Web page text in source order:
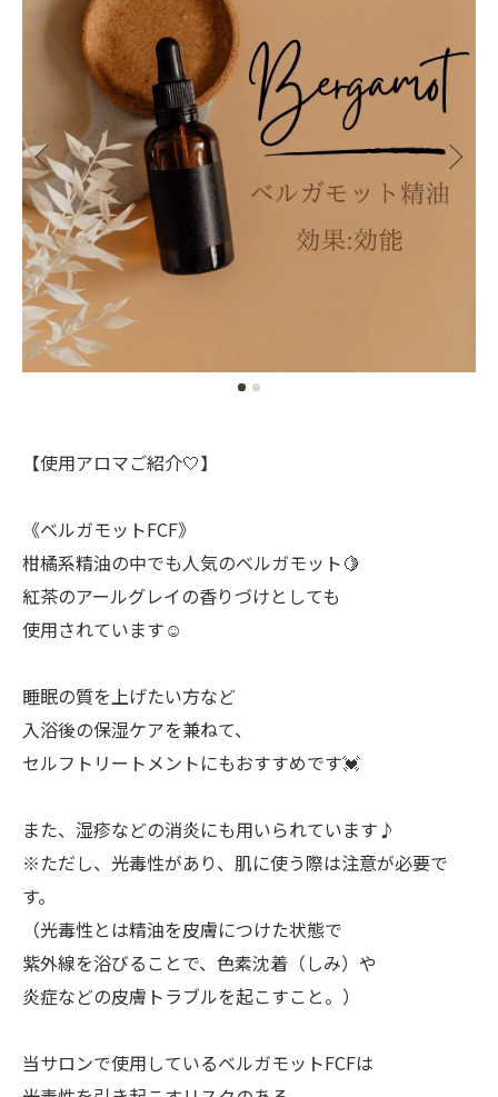
【使用アロマご紹介🤍】
《ベルガモットFCF》
柑橘系精油の中でも人気のベルガモット🍋
紅茶のアールグレイの香りづけとしても
使用されています☺️
睡眠の質を上げたい方など
入浴後の保湿ケアを兼ねて、
セルフトリートメントにもおすすめです💓
また、湿疹などの消炎にも用いられています♪
※ただし、光毒性があり、肌に使う際は注意が必要で
す。
（光毒性とは精油を皮膚につけた状態で
紫外線を浴びることで、色素沈着（しみ）や
炎症などの皮膚トラブルを起こすこと。）
当サロンで使用しているベルガモットFCFは